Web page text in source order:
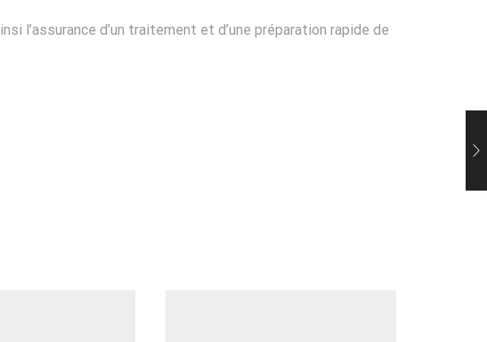
l’assurance d’un traitement et d’une préparation rapide de